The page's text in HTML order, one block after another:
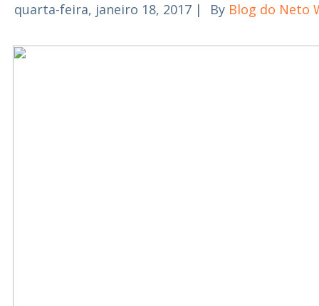
quarta-feira, janeiro 18, 2017 | By Blog do Neto